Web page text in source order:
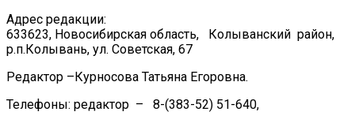
Адрес редакции:
633623, Новосибирская область, Колыванский район,
р.п.Колывань, ул. Советская, 67
Редактор –Курносова Татьяна Егоровна.
Телефоны: редактор – 8-(383-52) 51-640,